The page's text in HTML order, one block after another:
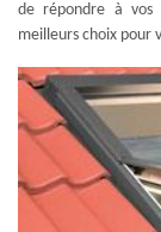
de répondre à vos
meilleurs choix pour